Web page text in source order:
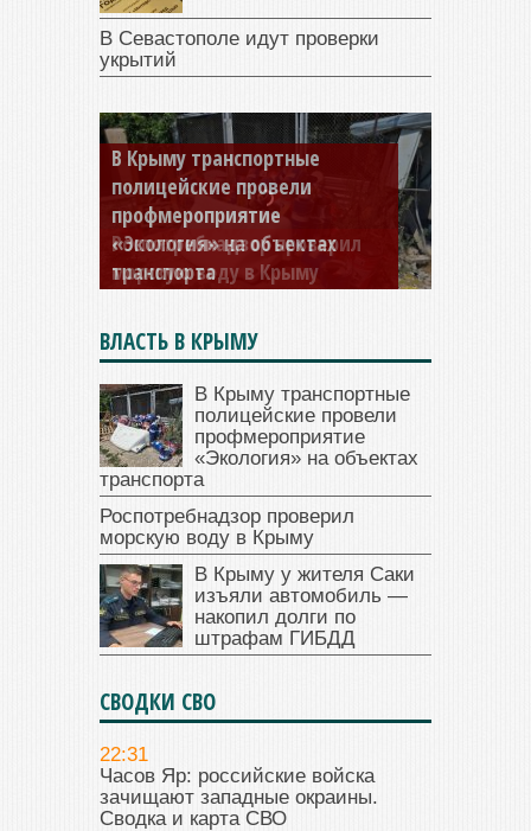
В Севастополе идут проверки
укрытий
Роспотребнадзор проверил
морскую воду в Крыму
ВЛАСТЬ В КРЫМУ
В Крыму транспортные
полицейские провели
профмероприятие
«Экология» на объектах
транспорта
Роспотребнадзор проверил
морскую воду в Крыму
В Крыму у жителя Саки
изъяли автомобиль —
накопил долги по
штрафам ГИБДД
СВОДКИ СВО
22:31
Часов Яр: российские войска
зачищают западные окраины.
Сводка и карта СВО